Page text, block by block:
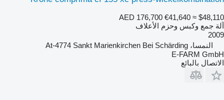
AED 176,700 €41,640 ≈ $48,110
آلة جمع وكبس وحزم الأعلاف
2009
النمسا، At-4774 Sankt Marienkirchen Bei Schärding
E-FARM GmbH
الاتصال بالبائع